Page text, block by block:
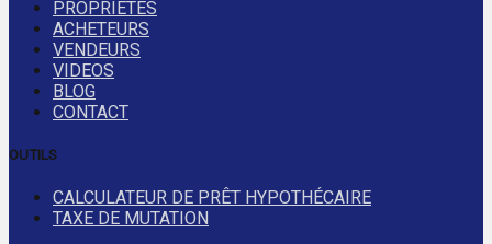
PROPRIETES
ACHETEURS
VENDEURS
VIDEOS
BLOG
CONTACT
OUTILS
CALCULATEUR DE PRÊT HYPOTHÉCAIRE
TAXE DE MUTATION